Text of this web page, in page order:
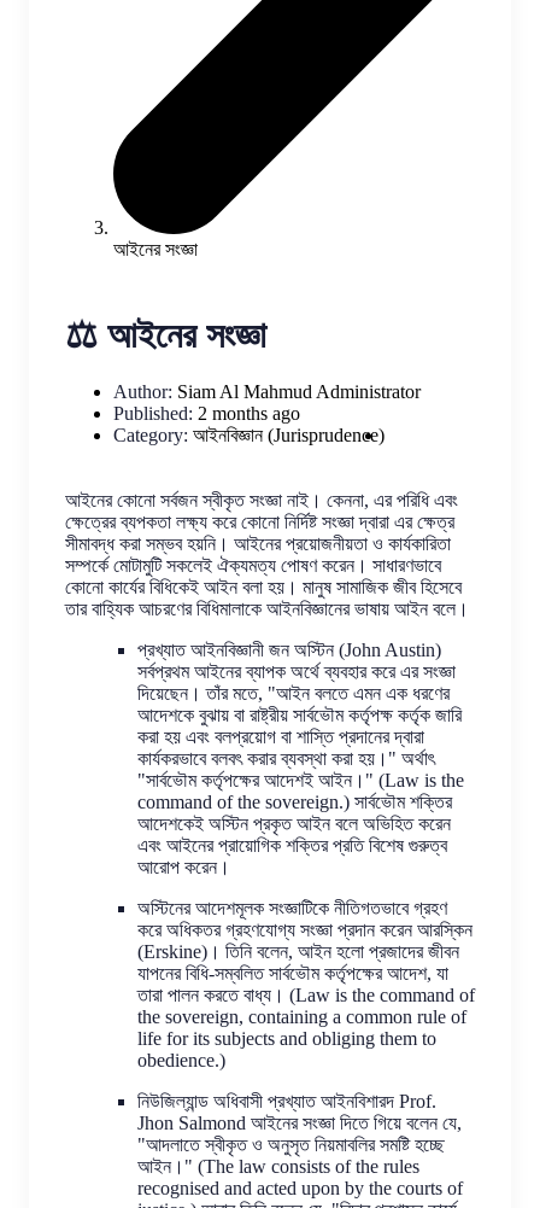
আইনের সংজ্ঞা
⚖️ আইনের সংজ্ঞা
Author: Siam Al Mahmud Administrator
Published: 2 months ago
Category: আইনবিজ্ঞান (Jurisprudence)
আইনের কোনো সর্বজন স্বীকৃত সংজ্ঞা নাই। কেননা, এর পরিধি এবং
ক্ষেত্রের ব্যপকতা লক্ষ্য করে কোনো নির্দিষ্ট সংজ্ঞা দ্বারা এর ক্ষেত্র
সীমাবদ্ধ করা সম্ভব হয়নি। আইনের প্রয়োজনীয়তা ও কার্যকারিতা
সম্পর্কে মোটামুটি সকলেই ঐক্যমত্য পোষণ করেন। সাধারণভাবে
কোনো কার্যের বিধিকেই আইন বলা হয়। মানুষ সামাজিক জীব হিসেবে
তার বাহ্যিক আচরণের বিধিমালাকে আইনবিজ্ঞানের ভাষায় আইন বলে।
প্রখ্যাত আইনবিজ্ঞানী জন অস্টিন (John Austin)
সর্বপ্রথম আইনের ব্যাপক অর্থে ব্যবহার করে এর সংজ্ঞা
দিয়েছেন। তাঁর মতে, "আইন বলতে এমন এক ধরণের
আদেশকে বুঝায় বা রাষ্ট্রীয় সার্বভৌম কর্তৃপক্ষ কর্তৃক জারি
করা হয় এবং বলপ্রয়োগ বা শাস্তি প্রদানের দ্বারা
কার্যকরভাবে বলবৎ করার ব্যবস্থা করা হয়।" অর্থাৎ
"সার্বভৌম কর্তৃপক্ষের আদেশই আইন।" (Law is the
command of the sovereign.) সার্বভৌম শক্তির
আদেশকেই অস্টিন প্রকৃত আইন বলে অভিহিত করেন
এবং আইনের প্রায়োগিক শক্তির প্রতি বিশেষ গুরুত্ব
আরোপ করেন।
অস্টিনের আদেশমূলক সংজ্ঞাটিকে নীতিগতভাবে গ্রহণ
করে অধিকতর গ্রহণযোগ্য সংজ্ঞা প্রদান করেন আরস্কিন
(Erskine)। তিনি বলেন, আইন হলো প্রজাদের জীবন
যাপনের বিধি-সম্বলিত সার্বভৌম কর্তৃপক্ষের আদেশ, যা
তারা পালন করতে বাধ্য। (Law is the command of
the sovereign, containing a common rule of
life for its subjects and obliging them to
obedience.)
নিউজিল্যান্ড অধিবাসী প্রখ্যাত আইনবিশারদ Prof.
Jhon Salmond আইনের সংজ্ঞা দিতে গিয়ে বলেন যে,
"আদলাতে স্বীকৃত ও অনুসৃত নিয়মাবলির সমষ্টি হচ্ছে
আইন।" (The law consists of the rules
recognised and acted upon by the courts of